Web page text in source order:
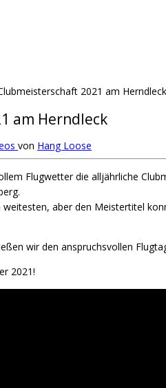
2021 am Herndleck
am Herndleck
von Hang Loose
Flugwetter die alljährliche
aber den Meistertitel
wir den anspruchsvollen
2021!